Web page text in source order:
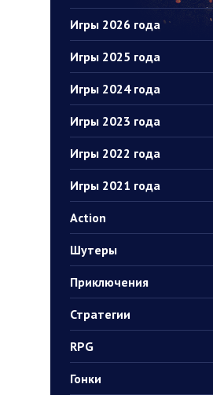
Игры 2026 года
Игры 2025 года
Игры 2024 года
Игры 2023 года
Игры 2022 года
Игры 2021 года
Action
Шутеры
Приключения
Стратегии
RPG
Гонки